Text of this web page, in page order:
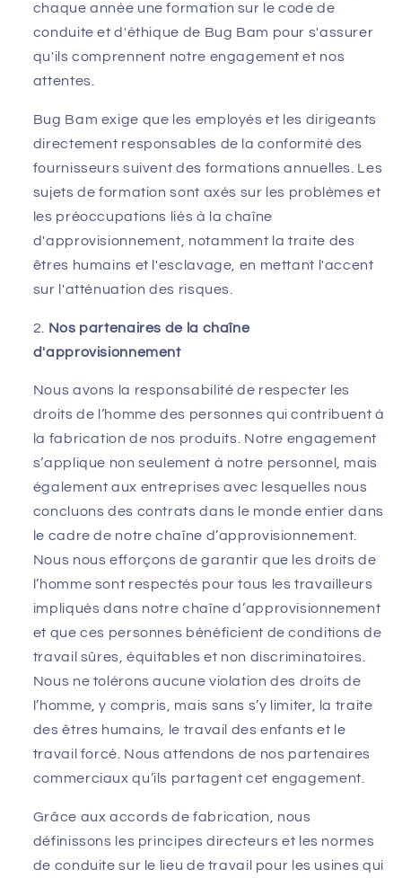
chaque année une formation sur le code de
conduite et d'éthique de Bug Bam pour s'assurer
qu'ils comprennent notre engagement et nos
attentes.
Bug Bam exige que les employés et les dirigeants
directement responsables de la conformité des
fournisseurs suivent des formations annuelles. Les
sujets de formation sont axés sur les problèmes et
les préoccupations liés à la chaîne
d'approvisionnement, notamment la traite des
êtres humains et l'esclavage, en mettant l'accent
sur l'atténuation des risques.
Nos partenaires de la chaîne
d'approvisionnement
Nous avons la responsabilité de respecter les
droits de l’homme des personnes qui contribuent à
la fabrication de nos produits. Notre engagement
s’applique non seulement à notre personnel, mais
également aux entreprises avec lesquelles nous
concluons des contrats dans le monde entier dans
le cadre de notre chaîne d’approvisionnement.
Nous nous efforçons de garantir que les droits de
l’homme sont respectés pour tous les travailleurs
impliqués dans notre chaîne d’approvisionnement
et que ces personnes bénéficient de conditions de
travail sûres, équitables et non discriminatoires.
Nous ne tolérons aucune violation des droits de
l’homme, y compris, mais sans s’y limiter, la traite
des êtres humains, le travail des enfants et le
travail forcé. Nous attendons de nos partenaires
commerciaux qu’ils partagent cet engagement.
Grâce aux accords de fabrication, nous
définissons les principes directeurs et les normes
de conduite sur le lieu de travail pour les usines qui